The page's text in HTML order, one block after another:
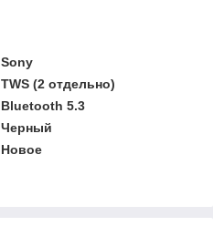
Sony
TWS (2 отдельно)
Bluetooth 5.3
Черный
Новое